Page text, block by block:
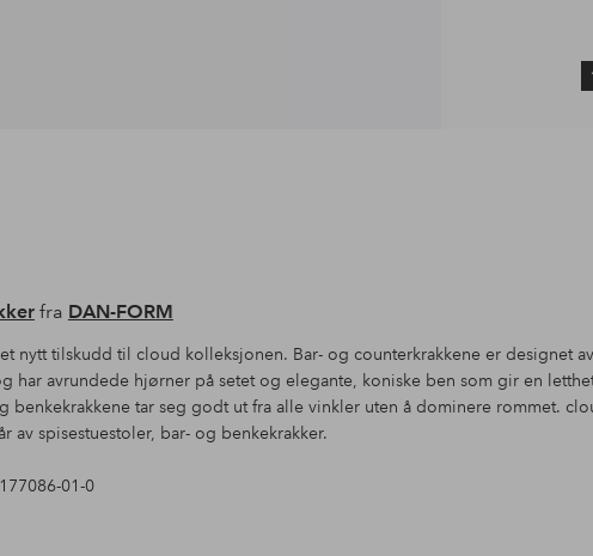
fra DAN-FORM
nytt tilskudd til cloud kolleksjonen. Bar- og counterkrakkene er designet av
har avrundede hjørner på setet og elegante, koniske ben som gir en
benkekrakkene tar seg godt ut fra alle vinkler uten å dominere rommet.
av spisestuestoler, bar- og benkekrakker.
01-0